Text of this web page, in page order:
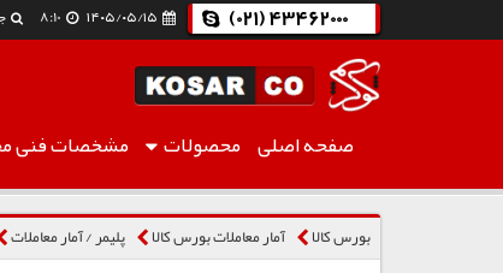
(021) 43462000
8:10
صفحه اصلی محصولات مشخصات فنی مس کم عیار (سرباره R)
بورس کالا آمار معاملات بورس کالا پلیمر / آمار معاملات